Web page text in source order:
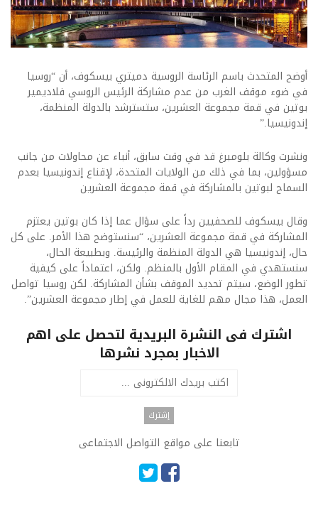
أوضح المتحدث باسم الرئاسة الروسية دميتري بيسكوف، أن “روسيا
في ضوء موقف الغرب من عدم مشاركة الرئيس الروسي فلاديمير
بوتين في قمة مجموعة العشرين، ستسترشد بالدولة المنظمة،
إندونيسيا.”
ونشرت وكالة بلومبرغ قد في وقت سابق، أنباء عن محاولات من جانب
مسؤولين، بما في ذلك من الولايات المتحدة، لإقناع إندونيسيا بعدم
السماح لبوتين بالمشاركة في قمة مجموعة العشرين
وقال بيسكوف للصحفيين رداً على سؤال عما إذا كان بوتين يعتزم
المشاركة في قمة مجموعة العشرين، “سنستوضح هذا الأمر. على كل
حال، إندونيسيا هي الدولة المنظمة والرئيسة. وبطبيعة الحال،
سنستهدي في المقام الأول بالمنظم. ولكن، اعتماداً على كيفية
تطور الوضع، سيتم تحديد الموقف بشأن المشاركة. لكن روسيا تواصل
العمل، هذا مجال مهم للغاية للعمل في إطار مجموعة العشرين”.
اشترك فى النشرة البريدية لتحصل على اهم
الاخبار بمجرد نشرها
تابعنا على مواقع التواصل الاجتماعى